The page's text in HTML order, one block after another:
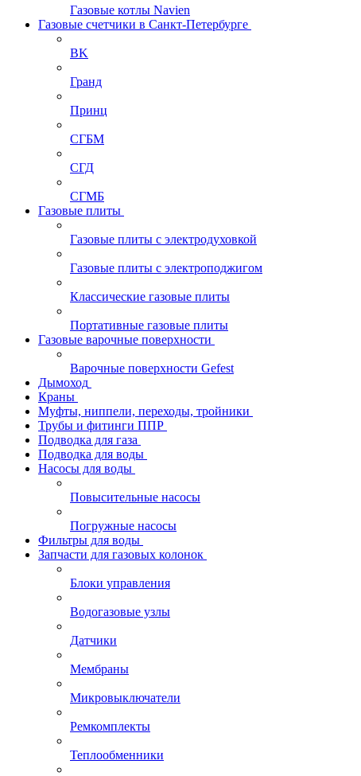
Газовые котлы Navien
Газовые счетчики в Санкт-Петербурге
BK
Гранд
Принц
СГБМ
СГД
СГМБ
Газовые плиты
Газовые плиты с электродуховкой
Газовые плиты с электроподжигом
Классические газовые плиты
Портативные газовые плиты
Газовые варочные поверхности
Варочные поверхности Gefest
Дымоход
Краны
Муфты, ниппели, переходы, тройники
Трубы и фитинги ППР
Подводка для газа
Подводка для воды
Насосы для воды
Повысительные насосы
Погружные насосы
Фильтры для воды
Запчасти для газовых колонок
Блоки управления
Водогазовые узлы
Датчики
Мембраны
Микровыключатели
Ремкомплекты
Теплообменники